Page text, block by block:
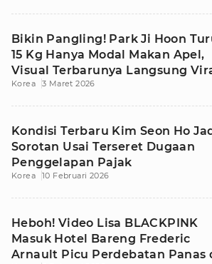
Bikin Pangling! Park Ji Hoon
15 Kg Hanya Modal Makan Apel,
Visual Terbarunya Langsung
Korea 3 Maret 2026
Kondisi Terbaru Kim Seon Ho
Sorotan Usai Terseret Dugaan
Penggelapan Pajak
Korea 10 Februari 2026
Heboh! Video Lisa BLACKPINK
Masuk Hotel Bareng Frederic
Arnault Picu Perdebatan Panas